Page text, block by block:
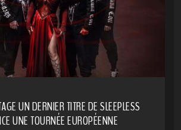
UN DERNIER TITRE DE SLEEPLESS
UNE TOURNÉE EUROPÉENNE